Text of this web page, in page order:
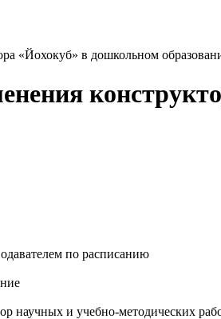
«Йохокуб» в дошкольном
по расписанию
научных и учебно-методических